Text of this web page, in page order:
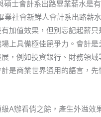
士會計系出路畢業薪水是
社會新鮮人會計系出路薪
加值效果，但別忘記起薪
上具備極佳競爭力。會計
，例如投資銀行、財務領
是商業世界通用的語言，
A辦看俏之餘，產生外溢